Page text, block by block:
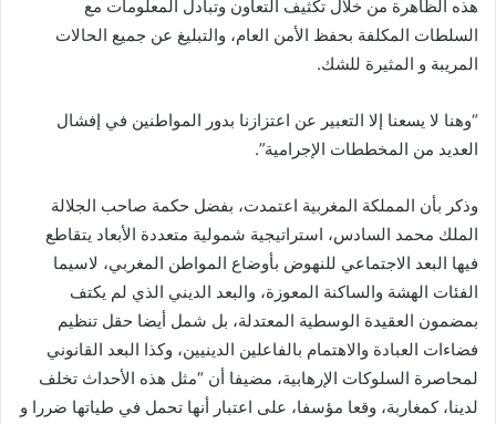
هذه الظاهرة من خلال تكثيف التعاون وتبادل المعلومات مع
السلطات المكلفة بحفظ الأمن العام، والتبليغ عن جميع الحالات
المريبة و المثيرة للشك.
“وهنا لا يسعنا إلا التعبير عن اعتزازنا بدور المواطنين في إفشال
العديد من المخططات الإجرامية”.
وذكر بأن المملكة المغربية اعتمدت، بفضل حكمة صاحب الجلالة
الملك محمد السادس، استراتيجية شمولية متعددة الأبعاد يتقاطع
فيها البعد الاجتماعي للنهوض بأوضاع المواطن المغربي، لاسيما
الفئات الهشة والساكنة المعوزة، والبعد الديني الذي لم يكتف
بمضمون العقيدة الوسطية المعتدلة، بل شمل أيضا حقل تنظيم
فضاءات العبادة والاهتمام بالفاعلين الدينيين، وكذا البعد القانوني
لمحاصرة السلوكات الإرهابية، مضيفا أن “مثل هذه الأحداث تخلف
لدينا، كمغاربة، وقعا مؤسفا، على اعتبار أنها تحمل في طياتها ضررا و